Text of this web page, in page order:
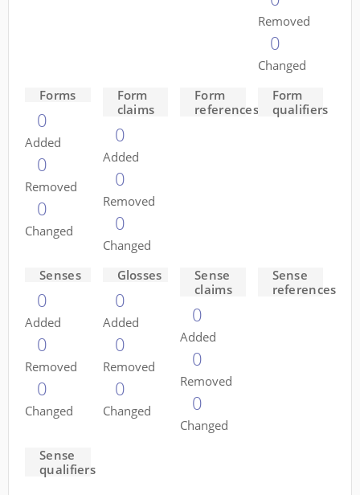
Removed
0
Changed
Forms
0
Added
0
Removed
0
Changed
Form
claims
0
Added
0
Removed
0
Changed
Form
references
Form
qualifiers
Senses
0
Added
0
Removed
0
Changed
Glosses
0
Added
0
Removed
0
Changed
Sense
claims
0
Added
0
Removed
0
Changed
Sense
references
Sense
qualifiers